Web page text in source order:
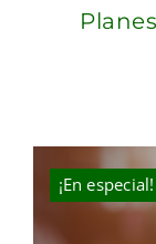
¡En especial!